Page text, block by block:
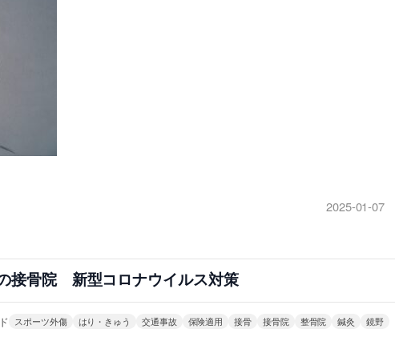
2025-01-07
接骨院 新型コロナウイルス対策
スポーツ外傷 はり・きゅう 交通事故 保険適用 接骨 接骨院 整骨院 鍼灸 鏡野